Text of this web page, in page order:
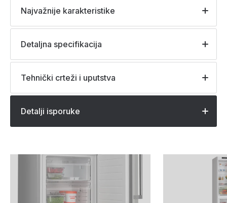
Najvažnije karakteristike
Detaljna specifikacija
Tehnički crteži i uputstva
Detalji isporuke